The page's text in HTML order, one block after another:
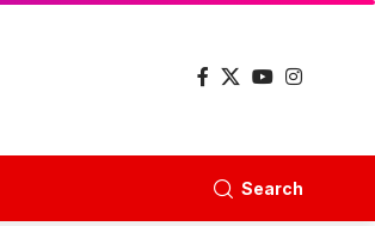
Search